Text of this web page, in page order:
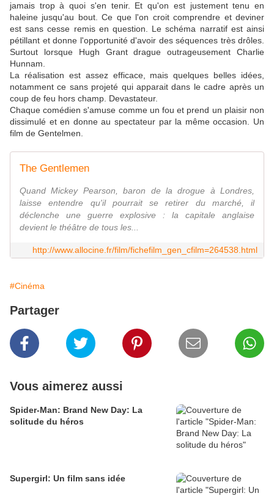
jamais trop à quoi s'en tenir. Et qu'on est justement tenu en
haleine jusqu'au bout. Ce que l'on croit comprendre et deviner
est sans cesse remis en question. Le schéma narratif est ainsi
pétillant et donne l'opportunité d'avoir des séquences très drôles.
Surtout lorsque Hugh Grant drague outrageusement Charlie
Hunnam.
La réalisation est assez efficace, mais quelques belles idées,
notamment ce sans projeté qui apparait dans le cadre après un
coup de feu hors champ. Devastateur.
Chaque comédien s'amuse comme un fou et prend un plaisir non
dissimulé et en donne au spectateur par la même occasion. Un
film de Gentelmen.
The Gentlemen
Quand Mickey Pearson, baron de la drogue à Londres,
laisse entendre qu'il pourrait se retirer du marché, il
déclenche une guerre explosive : la capitale anglaise
devient le théâtre de tous les...
http://www.allocine.fr/film/fichefilm_gen_cfilm=264538.html
#Cinéma
Partager
Vous aimerez aussi
Spider-Man: Brand New Day: La
solitude du héros
Supergirl: Un film sans idée